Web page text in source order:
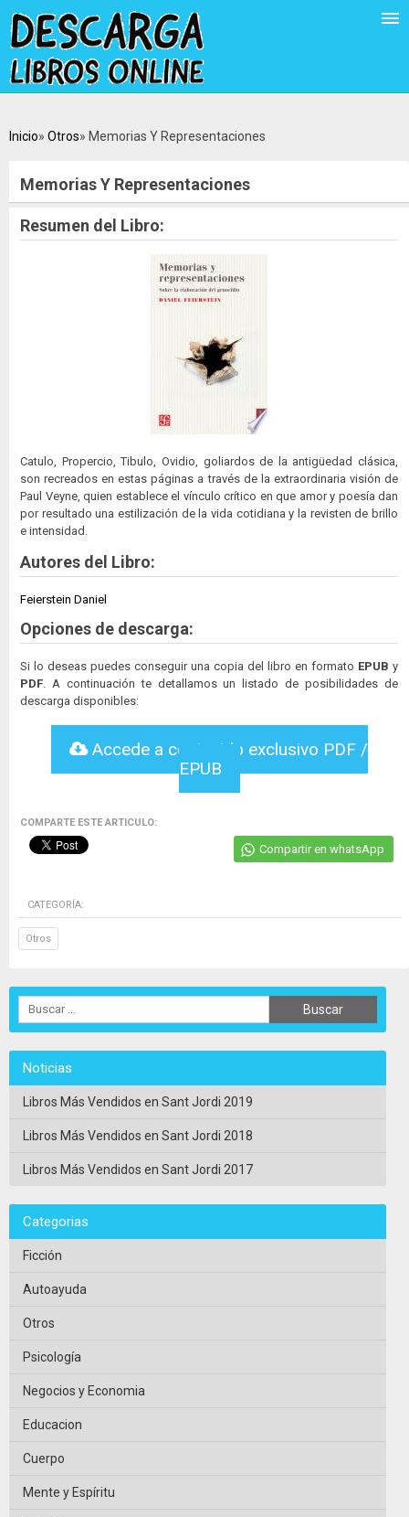
Inicio Otros Memorias Y Representaciones
Memorias Y Representaciones
Resumen del Libro:
Catulo, Propercio, Tibulo, Ovidio, goliardos de la antigüedad clásica,
son recreados en estas páginas a través de la extraordinaria visión de
Paul Veyne, quien establece el vínculo crítico en que amor y poesía dan
por resultado una estilización de la vida cotidiana y la revisten de brillo
e intensidad.
Autores del Libro:
Feierstein Daniel
Opciones de descarga:
Si lo deseas puedes conseguir una copia del libro en formato EPUB y
PDF . A continuación te detallamos un listado de posibilidades de
descarga disponibles:
Accede a contenido exclusivo PDF /
EPUB
COMPARTE ESTE ARTICULO:
Compartir en whatsApp
CATEGORÍA:
Otros
Noticias
Libros Más Vendidos en Sant Jordi 2019
Libros Más Vendidos en Sant Jordi 2018
Libros Más Vendidos en Sant Jordi 2017
Categorias
Ficción
Autoayuda
Otros
Psicología
Negocios y Economia
Educacion
Cuerpo
Mente y Espíritu